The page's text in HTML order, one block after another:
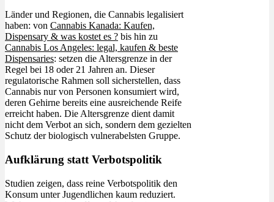
Länder und Regionen, die Cannabis legalisiert
haben: von Cannabis Kanada: Kaufen,
Dispensary & was kostet es ? bis hin zu
Cannabis Los Angeles: legal, kaufen & beste
Dispensaries: setzen die Altersgrenze in der
Regel bei 18 oder 21 Jahren an. Dieser
regulatorische Rahmen soll sicherstellen, dass
Cannabis nur von Personen konsumiert wird,
deren Gehirne bereits eine ausreichende Reife
erreicht haben. Die Altersgrenze dient damit
nicht dem Verbot an sich, sondern dem gezielten
Schutz der biologisch vulnerabelsten Gruppe.
Aufklärung statt Verbotspolitik
Studien zeigen, dass reine Verbotspolitik den
Konsum unter Jugendlichen kaum reduziert.